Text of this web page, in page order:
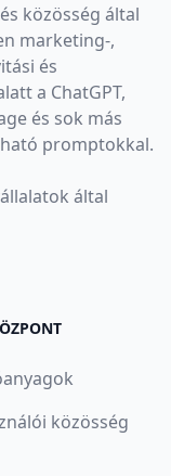
közösség által
marketing-,
és
a ChatGPT,
és sok más
promptokkal.
által
közösség